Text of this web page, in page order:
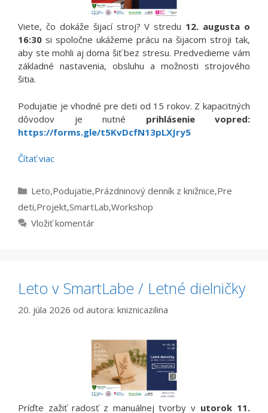
Viete, čo dokáže šijací stroj? V stredu 12. augusta o
16:30 si spoločne ukážeme prácu na šijacom stroji tak,
aby ste mohli aj doma šiť bez stresu. Predvedieme vám
základné nastavenia, obsluhu a možnosti strojového
šitia.
Podujatie je vhodné pre deti od 15 rokov. Z kapacitných
dôvodov je nutné prihlásenie vopred:
https://forms.gle/t5KvDcfN13pLXJry5
Čítať viac
Kategórie
Leto,Podujatie,Prázdninový denník z knižnice,Pre
deti,Projekt,SmartLab,Workshop
Vložiť komentár
Leto v SmartLabe / Letné dielničky
20. júla 2026 od autora: kniznicazilina
Príďte zažiť radosť z manuálnej tvorby v utorok 11.